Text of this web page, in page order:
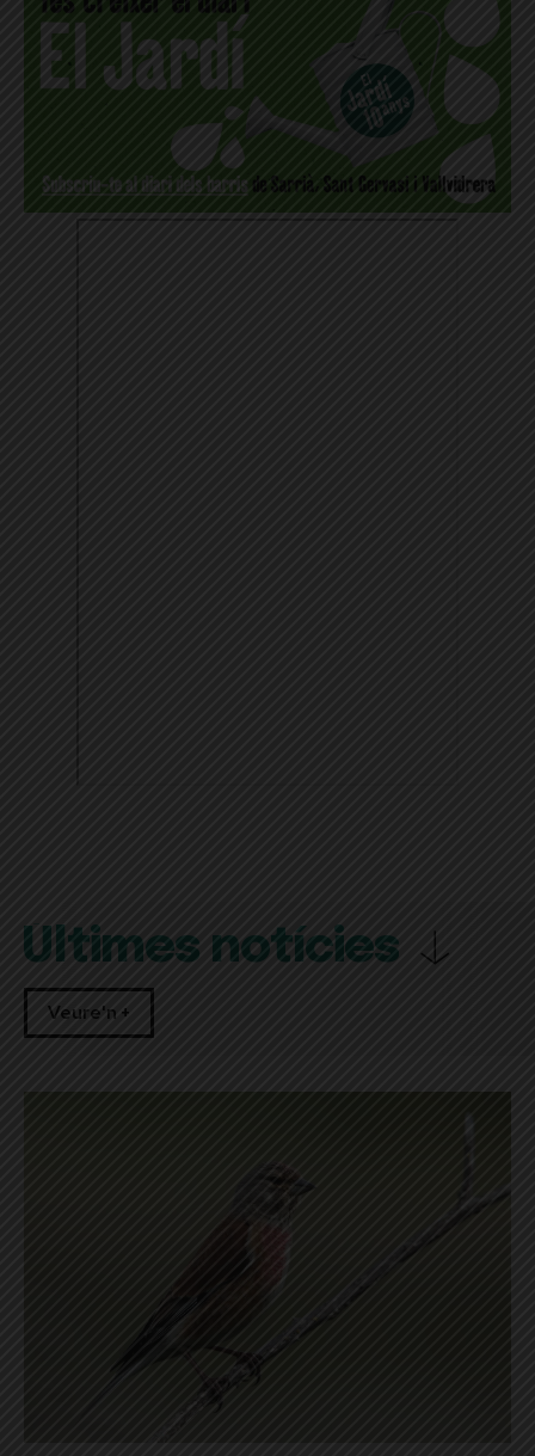
Últimes notícies
Veure'n +